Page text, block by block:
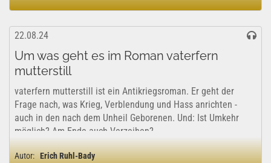
22.08.24
Um was geht es im Roman vaterfern
mutterstill
vaterfern mutterstill ist ein Antikriegsroman. Er geht der
Frage nach, was Krieg, Verblendung und Hass anrichten -
auch in den nach dem Unheil Geborenen. Und: Ist Umkehr
möglich? Am Ende auch Verzeihen?
Autor: Erich Ruhl-Bady